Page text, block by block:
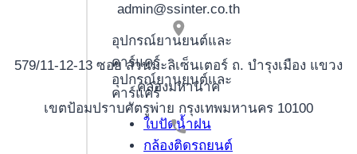
อุปกรณ์ยานยนต์และ
คาร์แคร์
อุปกรณ์ยานยนต์และ
คาร์แคร์
ใบปัดน้ำฝน
กล้องติดรถยนต์
admin@ssinter.co.th
579/11-12-13 ซอย สวนมะลิเซ็นเตอร์ ถ. บำรุงเมือง แขวง
คลองมหานาค
เขตป้อมปราบศัตรูพ่าย กรุงเทพมหานคร 10100